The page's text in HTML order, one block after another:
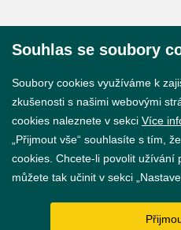
Souhlas se soubory
Soubory cookies využíváme k
zkušenosti s našimi webovými
cookies naleznete v sekci Více
„Přijmout vše“ souhlasíte s tím,
cookies. Chcete-li povolit užívání
můžete tak učinit v sekci